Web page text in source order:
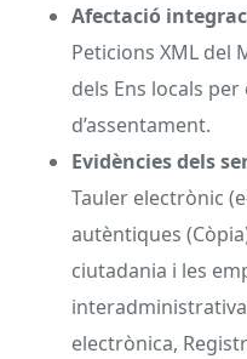
Afectació
Peticions XML del
dels Ens locals
d’assentament.
Evidències dels
Tauler electrònic
autèntiques
ciutadania i les
interadministrativa
electrònica,